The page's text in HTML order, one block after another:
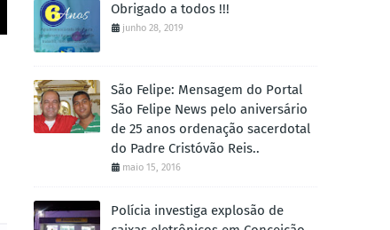
Obrigado a todos !!!
junho 28, 2019
São Felipe: Mensagem do Portal
São Felipe News pelo aniversário
de 25 anos ordenação sacerdotal
do Padre Cristóvão Reis..
maio 15, 2016
Polícia investiga explosão de